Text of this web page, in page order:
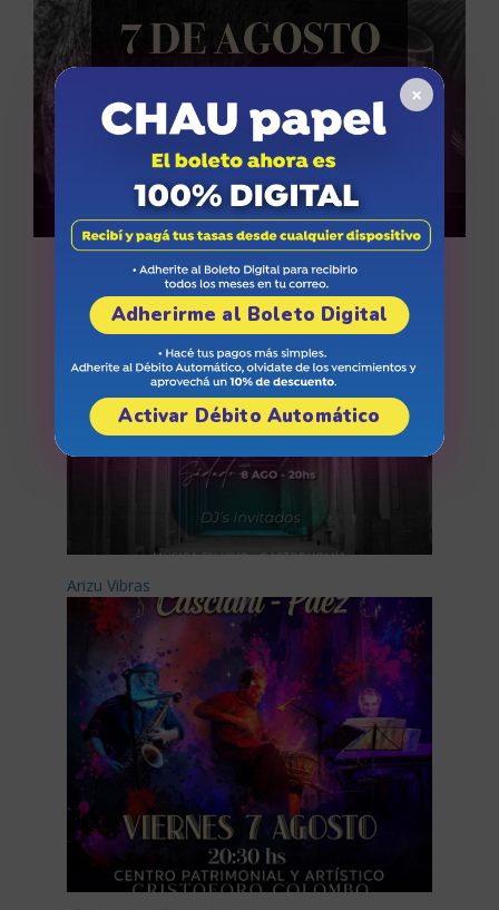
Miradas sobre CARO
Arizu Vibras
×
Adherirme al Boleto Digital
Activar Débito Automático